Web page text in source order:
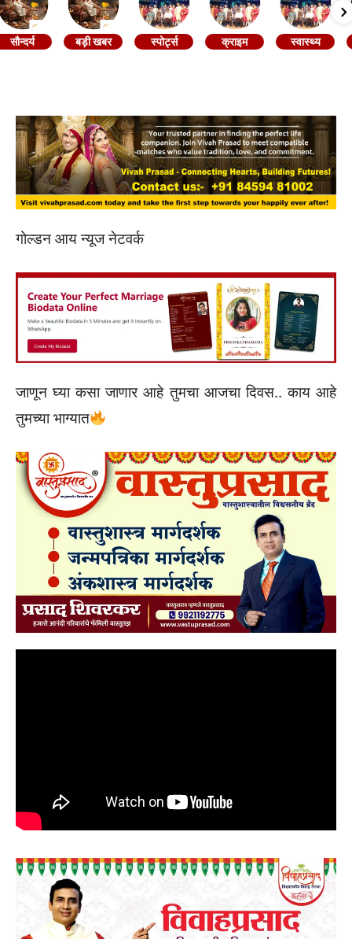
सौन्दर्य बड़ी खबर स्पोर्ट्स क्राइम स्वास्थ्य
गोल्डन आय न्यूज नेटवर्क
जाणून घ्या कसा जाणार आहे तुमचा आजचा दिवस.. काय आहे
तुमच्या भाग्यात